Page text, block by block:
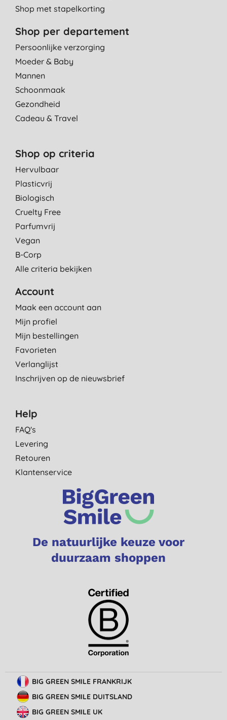
Shop met stapelkorting
Shop per departement
Persoonlijke verzorging
Moeder & Baby
Mannen
Schoonmaak
Gezondheid
Cadeau & Travel
Shop op criteria
Hervulbaar
Plasticvrij
Biologisch
Cruelty Free
Parfumvrij
Vegan
B-Corp
Alle criteria bekijken
Account
Maak een account aan
Mijn profiel
Mijn bestellingen
Favorieten
Verlanglijst
Inschrijven op de nieuwsbrief
Help
FAQ's
Levering
Retouren
Klantenservice
De natuurlijke keuze voor
duurzaam shoppen
BIG GREEN SMILE FRANKRIJK
BIG GREEN SMILE DUITSLAND
BIG GREEN SMILE UK